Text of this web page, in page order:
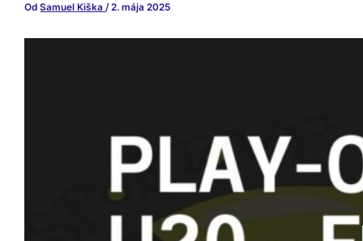
Od Samuel Kiška/2. mája 2025